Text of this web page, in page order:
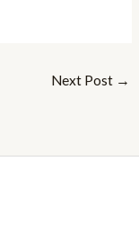
Next Post →